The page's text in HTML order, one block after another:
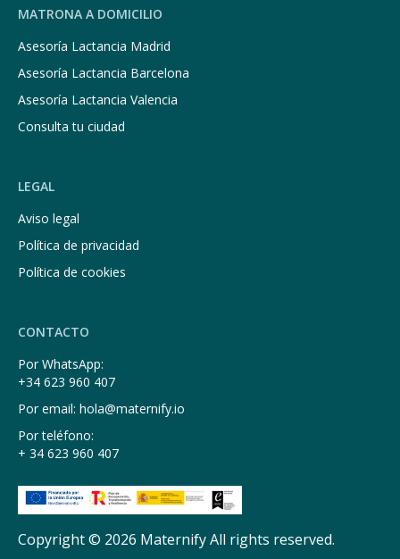
MATRONA A DOMICILIO
Asesoría Lactancia Madrid
Asesoría Lactancia Barcelona
Asesoría Lactancia Valencia
Consulta tu ciudad
LEGAL
Aviso legal
Política de privacidad
Política de cookies
CONTACTO
Por WhatsApp:
+34 623 960 407
Por email: hola@maternify.io
Por teléfono:
+ 34 623 960 407
Copyright © 2026 Maternify All rights reserved.